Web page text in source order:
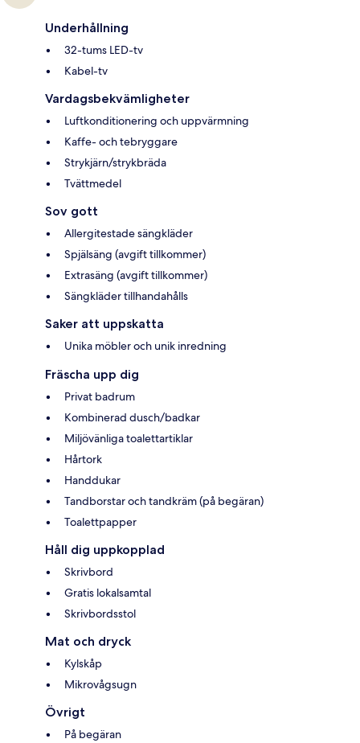
Underhållning
32-tums LED-tv
Kabel-tv
Vardagsbekvämligheter
Luftkonditionering och uppvärmning
Kaffe- och tebryggare
Strykjärn/strykbräda
Tvättmedel
Sov gott
Allergitestade sängkläder
Spjälsäng (avgift tillkommer)
Extrasäng (avgift tillkommer)
Sängkläder tillhandahålls
Saker att uppskatta
Unika möbler och unik inredning
Fräscha upp dig
Privat badrum
Kombinerad dusch/badkar
Miljövänliga toalettartiklar
Hårtork
Handdukar
Tandborstar och tandkräm (på begäran)
Toalettpapper
Håll dig uppkopplad
Skrivbord
Gratis lokalsamtal
Skrivbordsstol
Mat och dryck
Kylskåp
Mikrovågsugn
Övrigt
På begäran